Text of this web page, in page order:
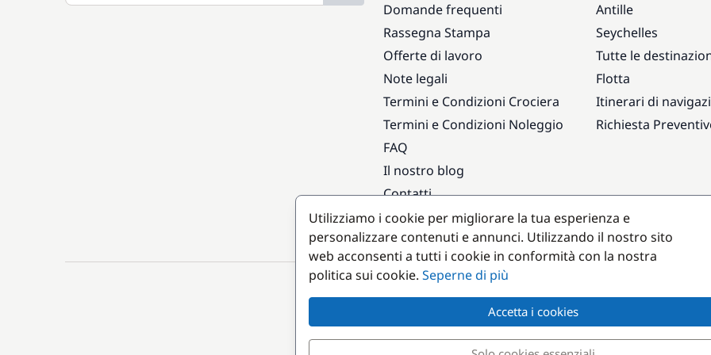
Domande frequenti
Rassegna Stampa
Offerte di lavoro
Note legali
Termini e Condizioni Crociera
Termini e Condizioni Noleggio
FAQ
Il nostro blog
Contatti
Antille
Seychelles
Tutte le
Flotta
Itinerari di
Richiesta
Destinazioni popolari
Utilizziamo i cookie per migliorare la tua esperienza e
personalizzare contenuti e annunci. Utilizzando il nostro sito
web acconsenti a tutti i cookie in conformità con la nostra
politica sui cookie. Seperne di più
Accetta i cookies